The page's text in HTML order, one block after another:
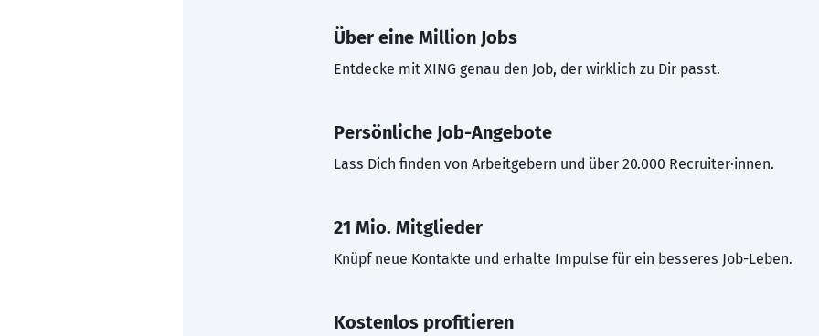
Über eine Million Jobs
Entdecke mit XING genau den Job, der wirklich zu Dir passt.
Persönliche Job-Angebote
Lass Dich finden von Arbeitgebern und über 20.000 Recruiter·innen.
21 Mio. Mitglieder
Knüpf neue Kontakte und erhalte Impulse für ein besseres Job-Leben.
Kostenlos profitieren